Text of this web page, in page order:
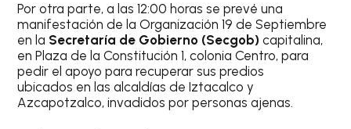
Por otra parte, a las 12:00 horas se prevé una
manifestación de la Organización 19 de Septiembre
en la Secretaría de Gobierno (Secgob) capitalina,
en Plaza de la Constitución 1, colonia Centro, para
pedir el apoyo para recuperar sus predios
ubicados en las alcaldías de Iztacalco y
Azcapotzalco, invadidos por personas ajenas.